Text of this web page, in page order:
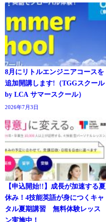
8月にリトルエンジニアコースを
追加開講します!（TGGスクール
by LCA サマースクール）
2026年7月3日
【申込開始!!】成長が加速する夏
休み！4技能英語が身につくキャ
タル夏期講習 無料体験レッス
ン実施中！